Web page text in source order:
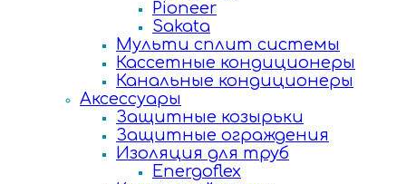
Pioneer
Sakata
Мульти сплит системы
Кассетные кондиционеры
Канальные кондиционеры
Аксессуары
Защитные козырьки
Защитные ограждения
Изоляция для труб
Energoflex